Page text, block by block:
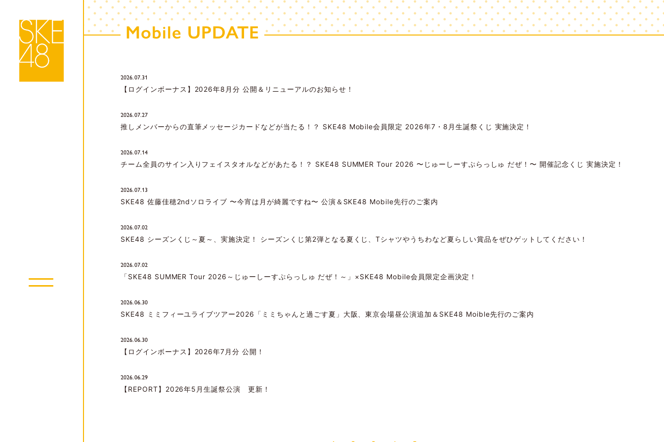
Mobile UPDATE
2026.07.31
【ログインボーナス】2026年8月分 公開＆リニューアルのお知らせ！
2026.07.27
推しメンバーからの直筆メッセージカードなどが当たる！？ SKE48 Mobile会員限定 2026年7・8月生誕祭くじ 実施決定！
2026.07.14
チーム全員のサイン入りフェイスタオルなどがあたる！？ SKE48 SUMMER Tour 2026 〜じゅーしーすぷらっしゅ だぜ！〜 開催記念くじ 実施決定！
2026.07.13
SKE48 佐藤佳穂2ndソロライブ 〜今宵は月が綺麗ですね〜 公演＆SKE48 Mobile先行のご案内
2026.07.02
SKE48 シーズンくじ～夏～、実施決定！ シーズンくじ第2弾となる夏くじ、Tシャツやうちわなど夏らしい賞品をぜひゲットしてください！
2026.07.02
「SKE48 SUMMER Tour 2026～じゅーしーすぷらっしゅ だぜ！～」×SKE48 Mobile会員限定企画決定！
2026.06.30
SKE48 ミミフィーユライブツアー2026「ミミちゃんと過ごす夏」大阪、東京会場昼公演追加＆SKE48 Moible先行のご案内
2026.06.30
【ログインボーナス】2026年7月分 公開！
2026.06.29
【REPORT】2026年5月生誕祭公演 更新！